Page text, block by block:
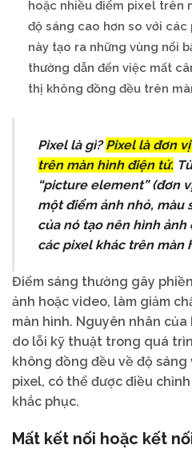
hoặc nhiều điểm pixel trên
độ sáng cao hơn so với
này tạo ra những vùng nổi
thường dẫn đến việc mất
thị không đồng đều trên
Pixel là gì? Pixel là đơn
trên màn hình điện tử.
“picture element” (đơn
một điểm ảnh nhỏ, màu
của nó tạo nên hình
các pixel khác trên màn
Điểm sáng thường gây
ảnh hoặc video, làm giảm
màn hình. Nguyên nhân
do lỗi kỹ thuật trong quá
không đồng đều về độ sáng
pixel, có thể được điều
khắc phục.
Mất kết nối hoặc kết